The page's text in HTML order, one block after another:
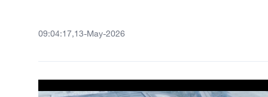
09:04:17,13-May-2026